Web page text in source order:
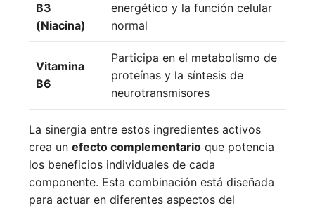
B3
(Niacina)
energético y la función celular
normal
Vitamina
B6
Participa en el metabolismo de
proteínas y la síntesis de
neurotransmisores
La sinergia entre estos ingredientes activos
crea un efecto complementario que potencia
los beneficios individuales de cada
componente. Esta combinación está diseñada
para actuar en diferentes aspectos del